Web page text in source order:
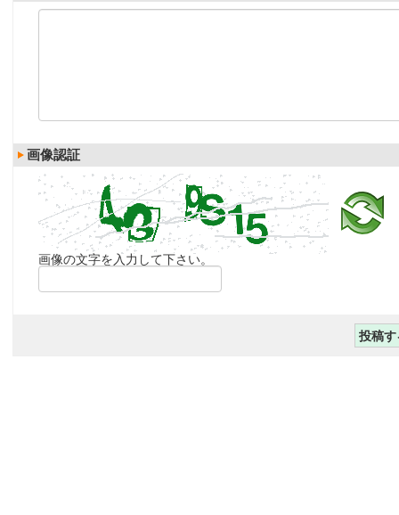
画像認証
画像の文字を入力して下さい。